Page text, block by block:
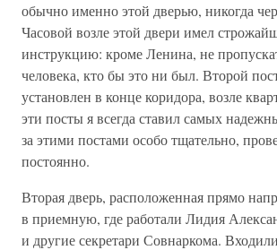
обычно именно этой дверью, никогда
Часовой возле этой двери имел
инструкцию: кроме Ленина, не
человека, кто бы это ни был. Второй
установлен в конце коридора, возле
эти посты я всегда ставил самых
за этими постами особо тщательно,
постоянно.
Вторая дверь, расположенная прямо
в приемную, где работали Лидия
и другие секретари Совнаркома.